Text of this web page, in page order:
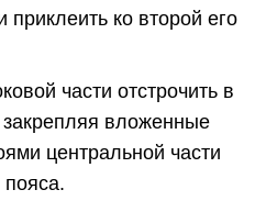
приклеить ко второй его
части отстрочить в
вложенные
центральной части
пояса.